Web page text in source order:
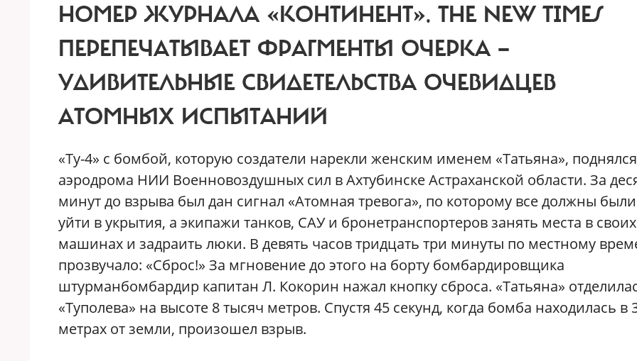
НОМЕР ЖУРНАЛА «КОНТИНЕНТ». THE NEW TIMES
ПЕРЕПЕЧАТЫВАЕТ ФРАГМЕНТЫ ОЧЕРКА —
УДИВИТЕЛЬНЫЕ СВИДЕТЕЛЬСТВА ОЧЕВИДЦЕВ
АТОМНЫХ ИСПЫТАНИЙ
«Ту-4» с бомбой, которую создатели нарекли женским именем «Татьяна»,
аэродрома НИИ Военновоздушных сил в Ахтубинске Астраханской области. За
минут до взрыва был дан сигнал «Атомная тревога», по которому все должны были
уйти в укрытия, а экипажи танков, САУ и бронетранспортеров занять места в своих
машинах и задраить люки. В девять часов тридцать три минуты по местному
прозвучало: «Сброс!» За мгновение до этого на борту бомбардировщика
штурманбомбардир капитан Л. Кокорин нажал кнопку сброса. «Татьяна»
«Туполева» на высоте 8 тысяч метров. Спустя 45 секунд, когда бомба находилась в
метрах от земли, произошел взрыв.